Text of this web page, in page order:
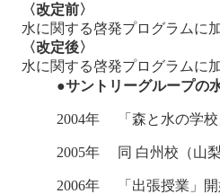
〈改定前〉
水に関する啓発プログラムに
〈改定後〉
水に関する啓発プログラムに
●サントリーグループの
2004年 「森と水の学
2005年 同 白州校（山
2006年 「出張授業」